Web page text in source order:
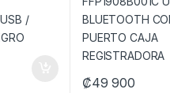
₡49 900